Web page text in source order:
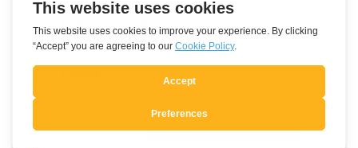
field
blank
Indirizzo e-mail